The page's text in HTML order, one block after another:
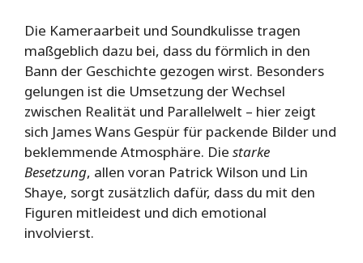
Die Kameraarbeit und Soundkulisse tragen
maßgeblich dazu bei, dass du förmlich in den
Bann der Geschichte gezogen wirst. Besonders
gelungen ist die Umsetzung der Wechsel
zwischen Realität und Parallelwelt – hier zeigt
sich James Wans Gespür für packende Bilder und
beklemmende Atmosphäre. Die starke
Besetzung, allen voran Patrick Wilson und Lin
Shaye, sorgt zusätzlich dafür, dass du mit den
Figuren mitleidest und dich emotional
involvierst.